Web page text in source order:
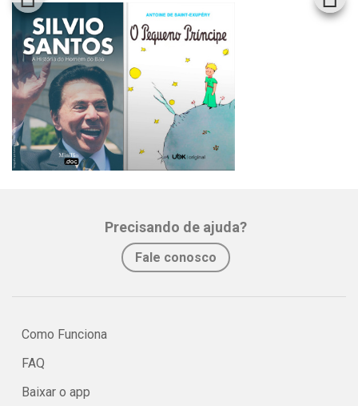
Precisando de ajuda?
Fale conosco
Como Funciona
FAQ
Baixar o app